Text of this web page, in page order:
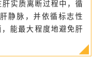
层次和间隙，并沿此
清晰分辨组织结构，
实质离断过程中，循
静脉，并依循标志性
能最大程度地避免肝